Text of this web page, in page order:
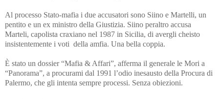
Al processo Stato-mafia i due accusatori sono Siino e Martelli, un
pentito e un ex ministro della Giustizia. Siino peraltro accusa
Marteli, capolista craxiano nel 1987 in Sicilia, di avergli cheisto
insistentemente i voti della amfia. Una bella coppia.
È stato un dossier “Mafia & Affari”, afferma il generale le Mori a
“Panorama”, a procurami dal 1991 l’odio inesausto della Procura di
Palermo, che gli intenta sempre processi. Senza obiezioni.